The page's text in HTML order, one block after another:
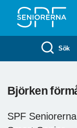
Sök
Björken
SPF